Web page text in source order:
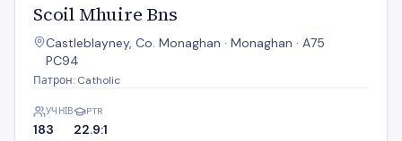
Scoil Mhuire Bns
Castleblayney, Co. Monaghan · Monaghan · A75
PC94
Патрон: Catholic
УЧНІВ
183
PTR
22.9:1